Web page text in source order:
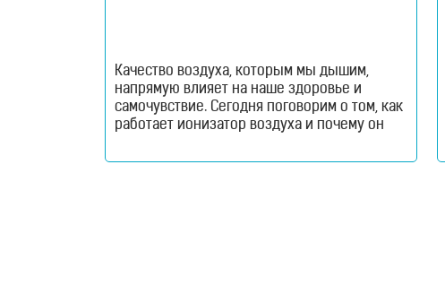
Портативные
генераторы
Стационарные
генераторы
Качество воздуха, которым мы дышим,
напрямую влияет на наше здоровье и
самочувствие. Сегодня поговорим о том, как
работает ионизатор воздуха и почему он
Согласно научным данным ВОЗ,